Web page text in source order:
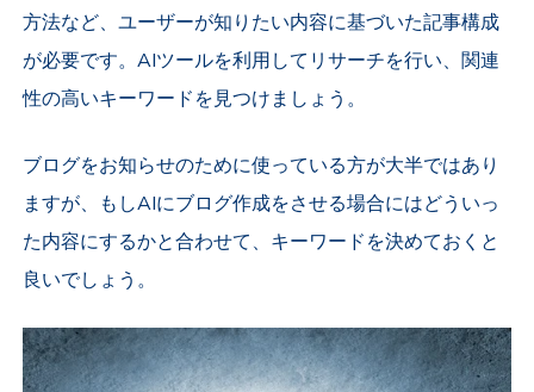
方法など、ユーザーが知りたい内容に基づいた記事構成
が必要です。AIツールを利用してリサーチを行い、関連
性の高いキーワードを見つけましょう。
ブログをお知らせのために使っている方が大半ではあり
ますが、もしAIにブログ作成をさせる場合にはどういっ
た内容にするかと合わせて、キーワードを決めておくと
良いでしょう。